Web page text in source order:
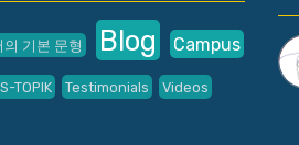
의 기본 문형 Blog Campus
TOPIK Testimonials Videos